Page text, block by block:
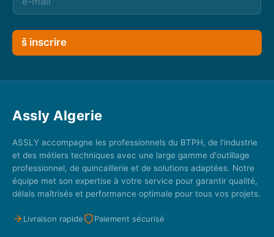
š inscrire
Assly Algerie
ASSLY accompagne les professionnels du BTPH, de l'industrie
et des métiers techniques avec une large gamme d'outillage
professionnel, de quincaillerie et de solutions adaptées. Notre
équipe met son expertise à votre service pour garantir qualité,
délais maîtrisés et performance optimale pour tous vos projets.
Livraison rapide Paiement sécurisé